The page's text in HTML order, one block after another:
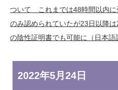
ついて これまでは48時間以内に
のみ認められていたが23日以降
の陰性証明書でも可能に（日本語
2022年5月24日